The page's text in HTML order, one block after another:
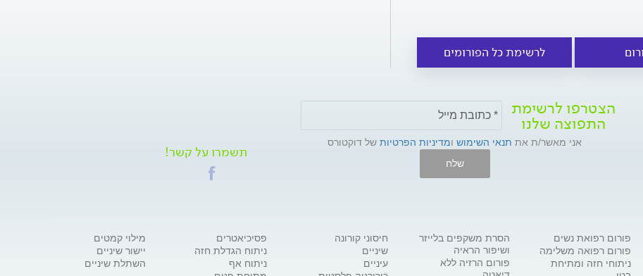
לרשימת כל הפורומים
הצטרפו לרשימת
התפוצה שלנו
אני מאשר/ת את תנאי השימוש ומדיניות הפרטיות של דוקטורס
שלח
תשמרו על קשר!
פורום רפואת נשים
פורום רפואה משלימה
ניתוחי חזה ומתיחת
הסרת משקפים בלייזר
ושיפור הראיה
פורום הרזיה ללא
חיסוני קורונה
שיניים
עיניים
פסיכיאטרים
ניתוח הגדלת חזה
ניתוח אף
מילוי קמטים
יישור שיניים
השתלת שיניים